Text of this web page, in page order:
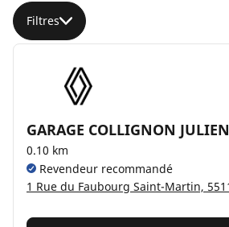
Filtres
GARAGE COLLIGNON JULIEN
0.10 km
Revendeur recommandé